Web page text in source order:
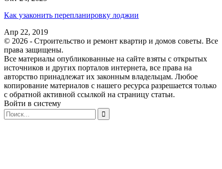
Как узаконить перепланировку лоджии
Апр 22, 2019
© 2026 - Строительство и ремонт квартир и домов советы. Все
права защищены.
Все материалы опубликованные на сайте взяты с открытых
источников и других порталов интернета, все права на
авторство принадлежат их законным владельцам. Любое
копирование материалов с нашего ресурса разрешается только
с обратной активной ссылкой на страницу статьи.
Войти в систему